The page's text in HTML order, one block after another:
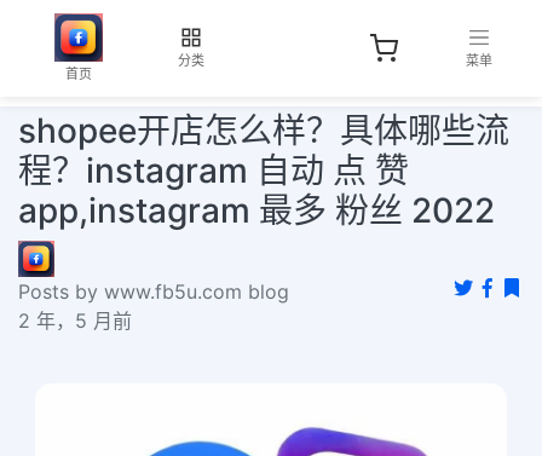
首页
分类 菜单
shopee开店怎么样？具体哪些流
程？instagram 自动 点 赞
app,instagram 最多 粉丝 2022
Posts by www.fb5u.com blog
2 年，5 月前